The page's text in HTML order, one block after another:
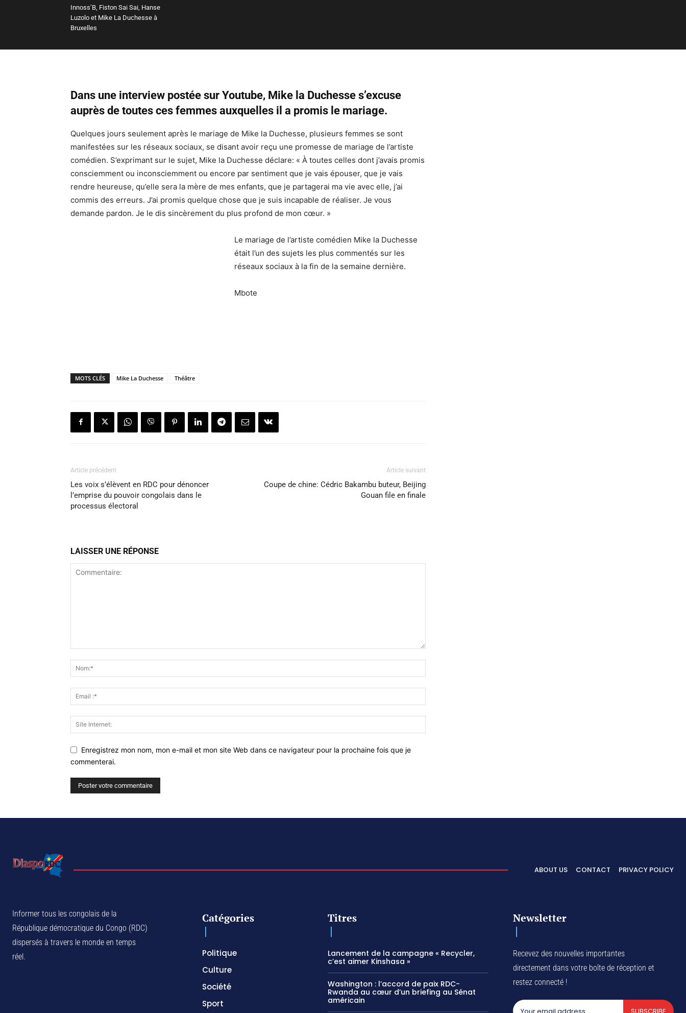
Innoss’B, Fiston Sai Sai, Hanse
Luzolo et Mike La Duchesse à
Bruxelles
Dans une interview postée sur Youtube, Mike la Duchesse s’excuse
auprès de toutes ces femmes auxquelles il a promis le mariage.
Quelques jours seulement après le mariage de Mike la Duchesse, plusieurs femmes se sont
manifestées sur les réseaux sociaux, se disant avoir reçu une promesse de mariage de l’artiste
comédien. S’exprimant sur le sujet, Mike la Duchesse déclare: « À toutes celles dont j’avais promis
consciemment ou inconsciemment ou encore par sentiment que je vais épouser, que je vais
rendre heureuse, qu’elle sera la mère de mes enfants, que je partagerai ma vie avec elle, j’ai
commis des erreurs. J’ai promis quelque chose que je suis incapable de réaliser. Je vous
demande pardon. Je le dis sincèrement du plus profond de mon cœur. »
Le mariage de l’artiste comédien Mike la Duchesse
était l’un des sujets les plus commentés sur les
réseaux sociaux à la fin de la semaine dernière.
Mbote
MOTS CLÉS Mike La Duchesse Théâtre
Article précédent
Les voix s’élèvent en RDC pour dénoncer
l’emprise du pouvoir congolais dans le
processus électoral
Article suivant
Coupe de chine: Cédric Bakambu buteur, Beijing
Gouan file en finale
LAISSER UNE RÉPONSE
Enregistrez mon nom, mon e-mail et mon site Web dans ce navigateur pour la prochaine fois que je
commenterai.
ABOUT US CONTACT PRIVACY POLICY
Informer tous les congolais de la
République démocratique du Congo (RDC)
dispersés à travers le monde en temps
réel.
Catégories
Politique
Culture
Société
Sport
Titres
Lancement de la campagne « Recycler,
c’est aimer Kinshasa »
Washington : l’accord de paix RDC-
Rwanda au cœur d’un briefing au Sénat
américain
Newsletter
Recevez des nouvelles importantes
directement dans votre boîte de réception et
restez connecté !